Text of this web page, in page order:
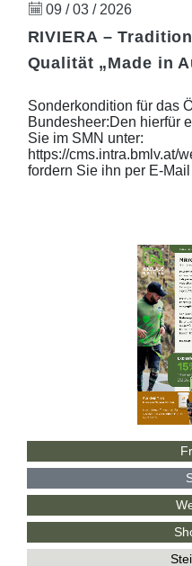
09 / 03 / 2026
RIVIERA –
Qualität „Made in
Sonderkondition für das
Bundesheer:Den hierfür
Sie im SMN unter:
https://cms.intra.bmlv.at/
fordern Sie ihn per E-